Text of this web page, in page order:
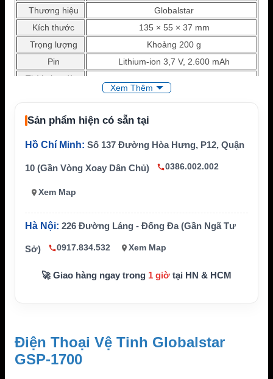
Thương hiệu
Globalstar
Kích thước
135 × 55 × 37 mm
Trọng lượng
Khoảng 200 g
Pin
Lithium-ion 3,7 V, 2.600 mAh
Thời gian đàm
Tối đa khoảng 4 giờ
Thời gian chờ
Nhiệt độ vận h
Từ -20°C đến +55°C
Dịch vụ hỗ trợ
Thoại, tin nhắn tùy thị trường và dữ liệu q
Mạng sử dụng
Xem Thêm
Sản phẩm hiện có sẵn tại
Hồ Chí Minh: Số 137 Đường Hòa Hưng, P12, Quận
10 (Gần Vòng Xoay Dân Chủ) 0386.002.002
Xem Map
Hà Nội: 226 Đường Láng - Đống Đa (Gần Ngã Tư
Sở) 0917.834.532 Xem Map
🚀 Giao hàng ngay trong 1 giờ tại HN & HCM
Điện Thoại Vệ Tinh Globalstar
GSP-1700